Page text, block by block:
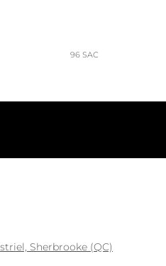
96 SAC
Sherbrooke (QC)